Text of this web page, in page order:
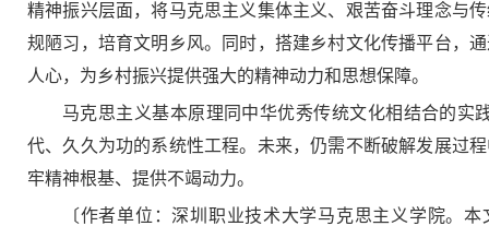
精神振兴层面，将马克思主义集体主义、艰苦奋斗理念与
规陋习，培育文明乡风。同时，搭建乡村文化传播平台，
人心，为乡村振兴提供强大的精神动力和思想保障。
马克思主义基本原理同中华优秀传统文化相结合的实
代、久久为功的系统性工程。未来，仍需不断破解发展过
牢精神根基、提供不竭动力。
〔作者单位：深圳职业技术大学马克思主义学院。